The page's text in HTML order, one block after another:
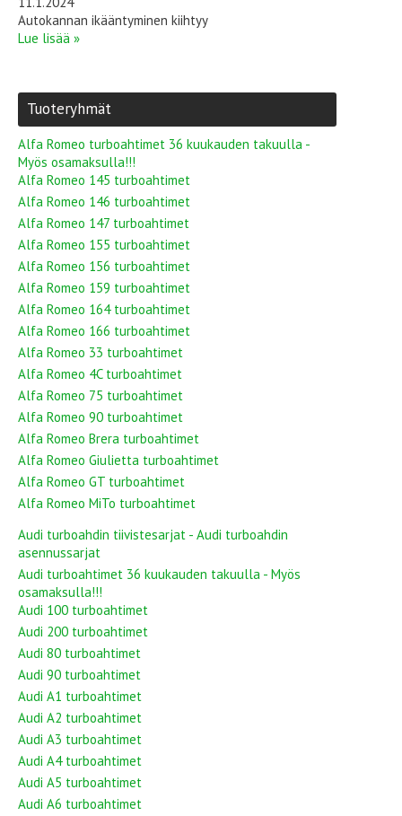
Autokannan ikääntyminen kiihtyy
Lue lisää »
Tuoteryhmät
Alfa Romeo turboahtimet 36 kuukauden takuulla -
Myös osamaksulla!!!
Alfa Romeo 145 turboahtimet
Alfa Romeo 146 turboahtimet
Alfa Romeo 147 turboahtimet
Alfa Romeo 155 turboahtimet
Alfa Romeo 156 turboahtimet
Alfa Romeo 159 turboahtimet
Alfa Romeo 164 turboahtimet
Alfa Romeo 166 turboahtimet
Alfa Romeo 33 turboahtimet
Alfa Romeo 4C turboahtimet
Alfa Romeo 75 turboahtimet
Alfa Romeo 90 turboahtimet
Alfa Romeo Brera turboahtimet
Alfa Romeo Giulietta turboahtimet
Alfa Romeo GT turboahtimet
Alfa Romeo MiTo turboahtimet
Audi turboahdin tiivistesarjat - Audi turboahdin
asennussarjat
Audi turboahtimet 36 kuukauden takuulla - Myös
osamaksulla!!!
Audi 100 turboahtimet
Audi 200 turboahtimet
Audi 80 turboahtimet
Audi 90 turboahtimet
Audi A1 turboahtimet
Audi A2 turboahtimet
Audi A3 turboahtimet
Audi A4 turboahtimet
Audi A5 turboahtimet
Audi A6 turboahtimet